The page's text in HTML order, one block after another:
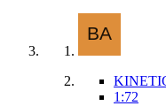
1:72